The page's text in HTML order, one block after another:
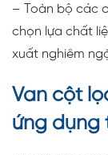
– Toàn bộ các
chọn lựa chất
xuất nghiêm
Van cột
ứng dụng